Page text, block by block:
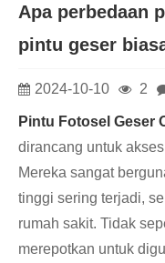
Apa perbedaan
pintu geser
2024-10-10 2
Pintu Fotosel Geser
dirancang untuk
Mereka sangat
tinggi sering terjadi,
rumah sakit. Tidak
merepotkan untuk